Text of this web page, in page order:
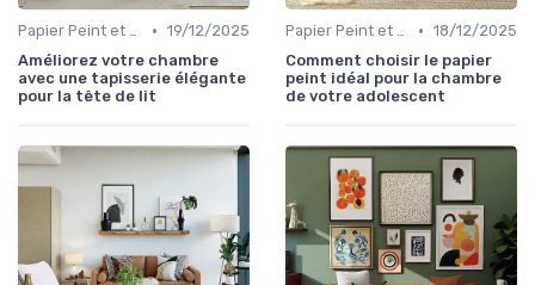
Papier Peint et Revêtements Muraux • 19/12/2025
Améliorez votre chambre
avec une tapisserie élégante
pour la tête de lit
Papier Peint et Revêtements Muraux • 18/12/2025
Comment choisir le papier
peint idéal pour la chambre
de votre adolescent